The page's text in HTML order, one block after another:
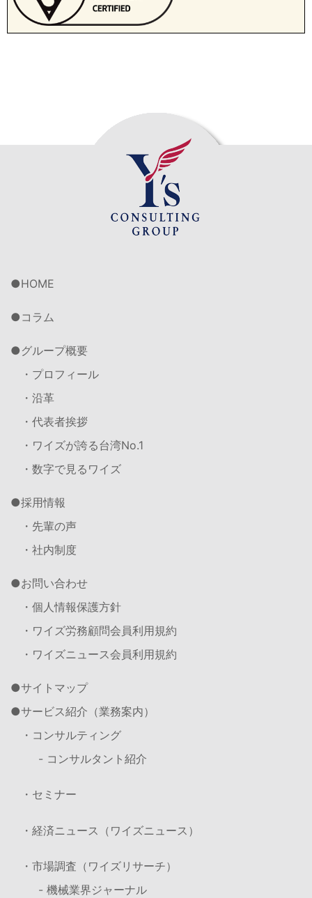
HOME
コラム
グループ概要
・プロフィール
・沿革
・代表者挨拶
・ワイズが誇る台湾No.1
・数字で見るワイズ
採用情報
・先輩の声
・社内制度
お問い合わせ
・個人情報保護方針
・ワイズ労務顧問会員利用規約
・ワイズニュース会員利用規約
サイトマップ
サービス紹介（業務案内）
・コンサルティング
- コンサルタント紹介
・セミナー
・経済ニュース（ワイズニュース）
・市場調査（ワイズリサーチ）
- 機械業界ジャーナル